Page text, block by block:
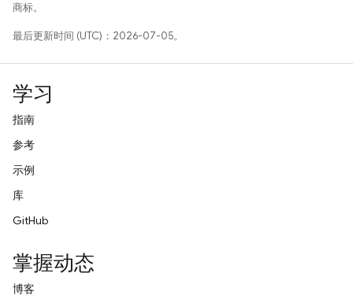
商标。
最后更新时间 (UTC)：2026-07-05。
学习
指南
参考
示例
库
GitHub
掌握动态
博客